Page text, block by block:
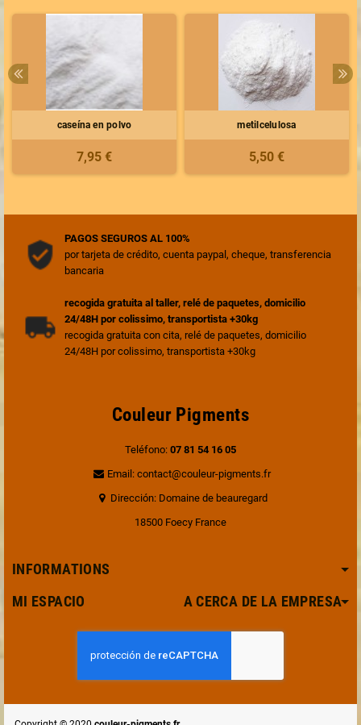
caseína en polvo
7,95 €
metilcelulosa
5,50 €
PAGOS SEGUROS AL 100%
por tarjeta de crédito, cuenta paypal, cheque, transferencia
bancaria
recogida gratuita al taller, relé de paquetes, domicilio
24/48H por colissimo, transportista +30kg
recogida gratuita con cita, relé de paquetes, domicilio
24/48H por colissimo, transportista +30kg
Couleur Pigments
Teléfono: 07 81 54 16 05
Email: contact@couleur-pigments.fr
Dirección: Domaine de beauregard
18500 Foecy France
INFORMATIONS
MI ESPACIO A CERCA DE LA EMPRESA